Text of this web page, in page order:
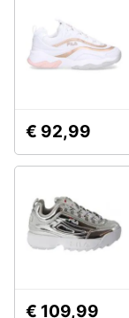
Libri,
cd
Festività
ricorrenze
Promozioni
Occhiali
vista
Vedi
tutti
Vestiari
Felpa
€ 92,99
€ 109,99